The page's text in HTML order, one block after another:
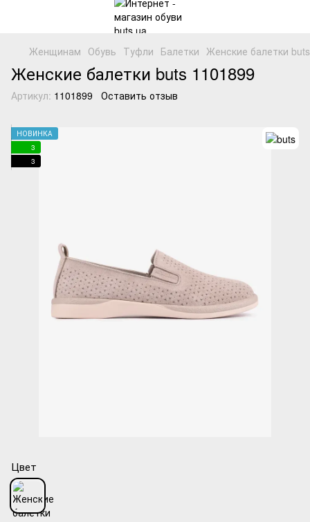
Женщинам Обувь Туфли Балетки Женские балетки
Женские балетки buts 1101899
Артикул: 1101899 Оставить отзыв
НОВИНКА
3
3
Цвет